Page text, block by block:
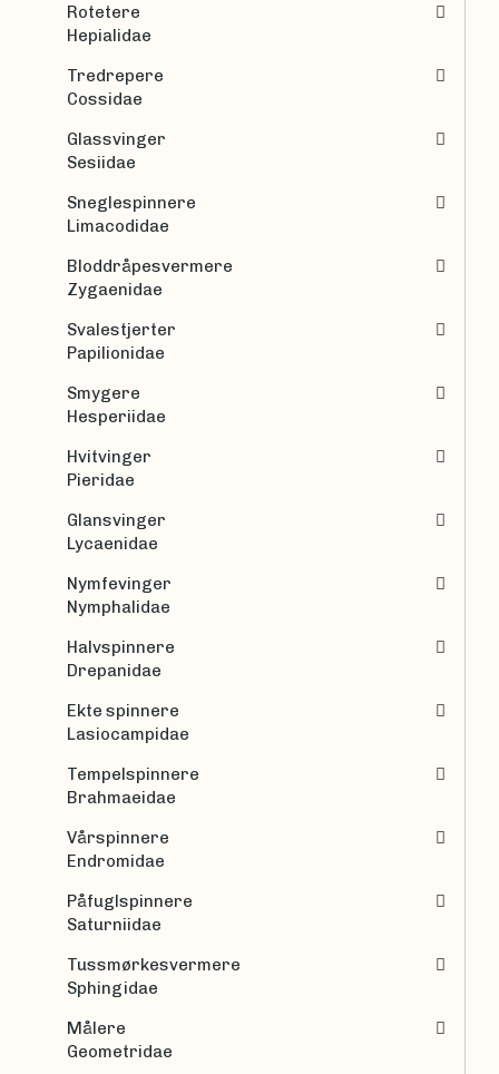
Rotetere
Hepialidae
Tredrepere
Cossidae
Glassvinger
Sesiidae
Sneglespinnere
Limacodidae
Bloddråpesvermere
Zygaenidae
Svalestjerter
Papilionidae
Smygere
Hesperiidae
Hvitvinger
Pieridae
Glansvinger
Lycaenidae
Nymfevinger
Nymphalidae
Halvspinnere
Drepanidae
Ekte spinnere
Lasiocampidae
Tempelspinnere
Brahmaeidae
Vårspinnere
Endromidae
Påfuglspinnere
Saturniidae
Tussmørkesvermere
Sphingidae
Målere
Geometridae